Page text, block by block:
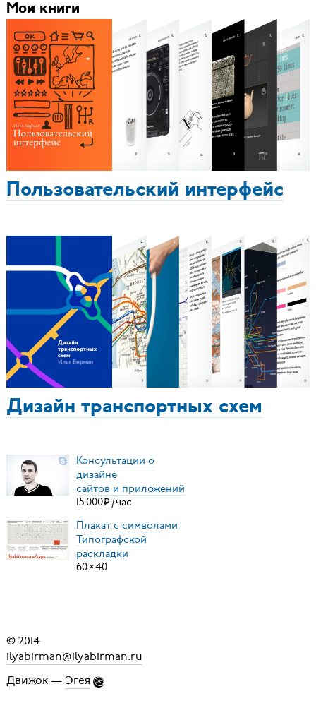
Мои книги
Пользовательский интерфейс
Дизайн транспортных схем
Консультации о
дизайне
сайтов и приложений
15000₽ /час
Плакат с символами
Типографской
раскладки
60×40
© 2014
ilyabirman@ilyabirman.ru
Движок — Эгея